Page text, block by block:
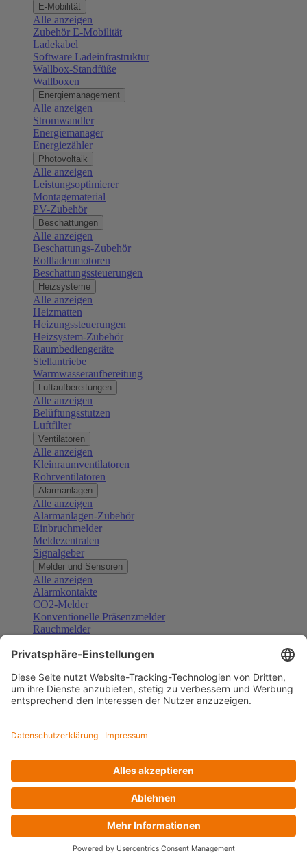
E-Mobilität
Alle anzeigen
Zubehör E-Mobilität
Ladekabel
Software Ladeinfrastruktur
Wallbox-Standfüße
Wallboxen
Energiemanagement
Alle anzeigen
Stromwandler
Energiemanager
Energiezähler
Photovoltaik
Alle anzeigen
Leistungsoptimierer
Montagematerial
PV-Zubehör
Beschattungen
Alle anzeigen
Beschattungs-Zubehör
Rollladenmotoren
Beschattungssteuerungen
Heizsysteme
Alle anzeigen
Heizmatten
Heizungssteuerungen
Heizsystem-Zubehör
Raumbediengeräte
Stellantriebe
Warmwasseraufbereitung
Luftaufbereitungen
Alle anzeigen
Belüftungsstutzen
Luftfilter
Ventilatoren
Alle anzeigen
Kleinraumventilatoren
Rohrventilatoren
Alarmanlagen
Alle anzeigen
Alarmanlagen-Zubehör
Einbruchmelder
Meldezentralen
Signalgeber
Melder und Sensoren
Alle anzeigen
Alarmkontakte
CO2-Melder
Konventionelle Präsenzmelder
Rauchmelder
Gefahrenmelder
Türsprechanlagen
Alle anzeigen
Außenstationen
Klingeltaster und Gongs
Sprechanlagen-Sets
Zubehör Türkommunikation
Videoüberwachung
Zubehör Videoüberwachung
Alle anzeigen